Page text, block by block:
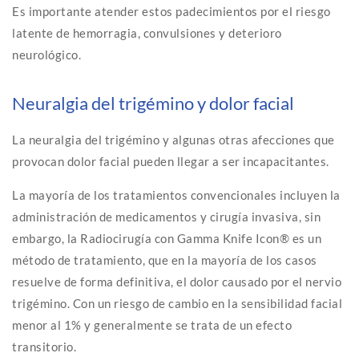
Es importante atender estos padecimientos por el riesgo
latente de hemorragia, convulsiones y deterioro
neurológico.
Neuralgia del trigémino y dolor facial
La neuralgia del trigémino y algunas otras afecciones que
provocan dolor facial pueden llegar a ser incapacitantes.
La mayoría de los tratamientos convencionales incluyen la
administración de medicamentos y cirugía invasiva, sin
embargo, la Radiocirugía con Gamma Knife Icon® es un
método de tratamiento, que en la mayoría de los casos
resuelve de forma definitiva, el dolor causado por el nervio
trigémino. Con un riesgo de cambio en la sensibilidad facial
menor al 1% y generalmente se trata de un efecto
transitorio.